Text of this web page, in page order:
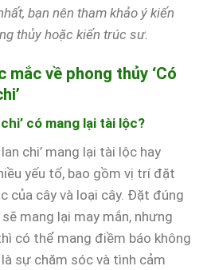
bạn nên tham khảo ý kiến
thủy hoặc kiến trúc sư.
mắc về phong thủy ‘Có
có mang lại tài lộc?
chi’ mang lại tài lộc hay
yếu tố, bao gồm vị trí đặt
của cây và loại cây. Đặt đúng
mang lại may mắn, nhưng
có thể mang điềm báo không
sự chăm sóc và tình cảm